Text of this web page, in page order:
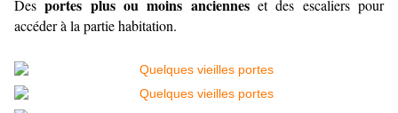
Desportes plus ou moins ancienneset des escaliers pour
accéder à la partie habitation.